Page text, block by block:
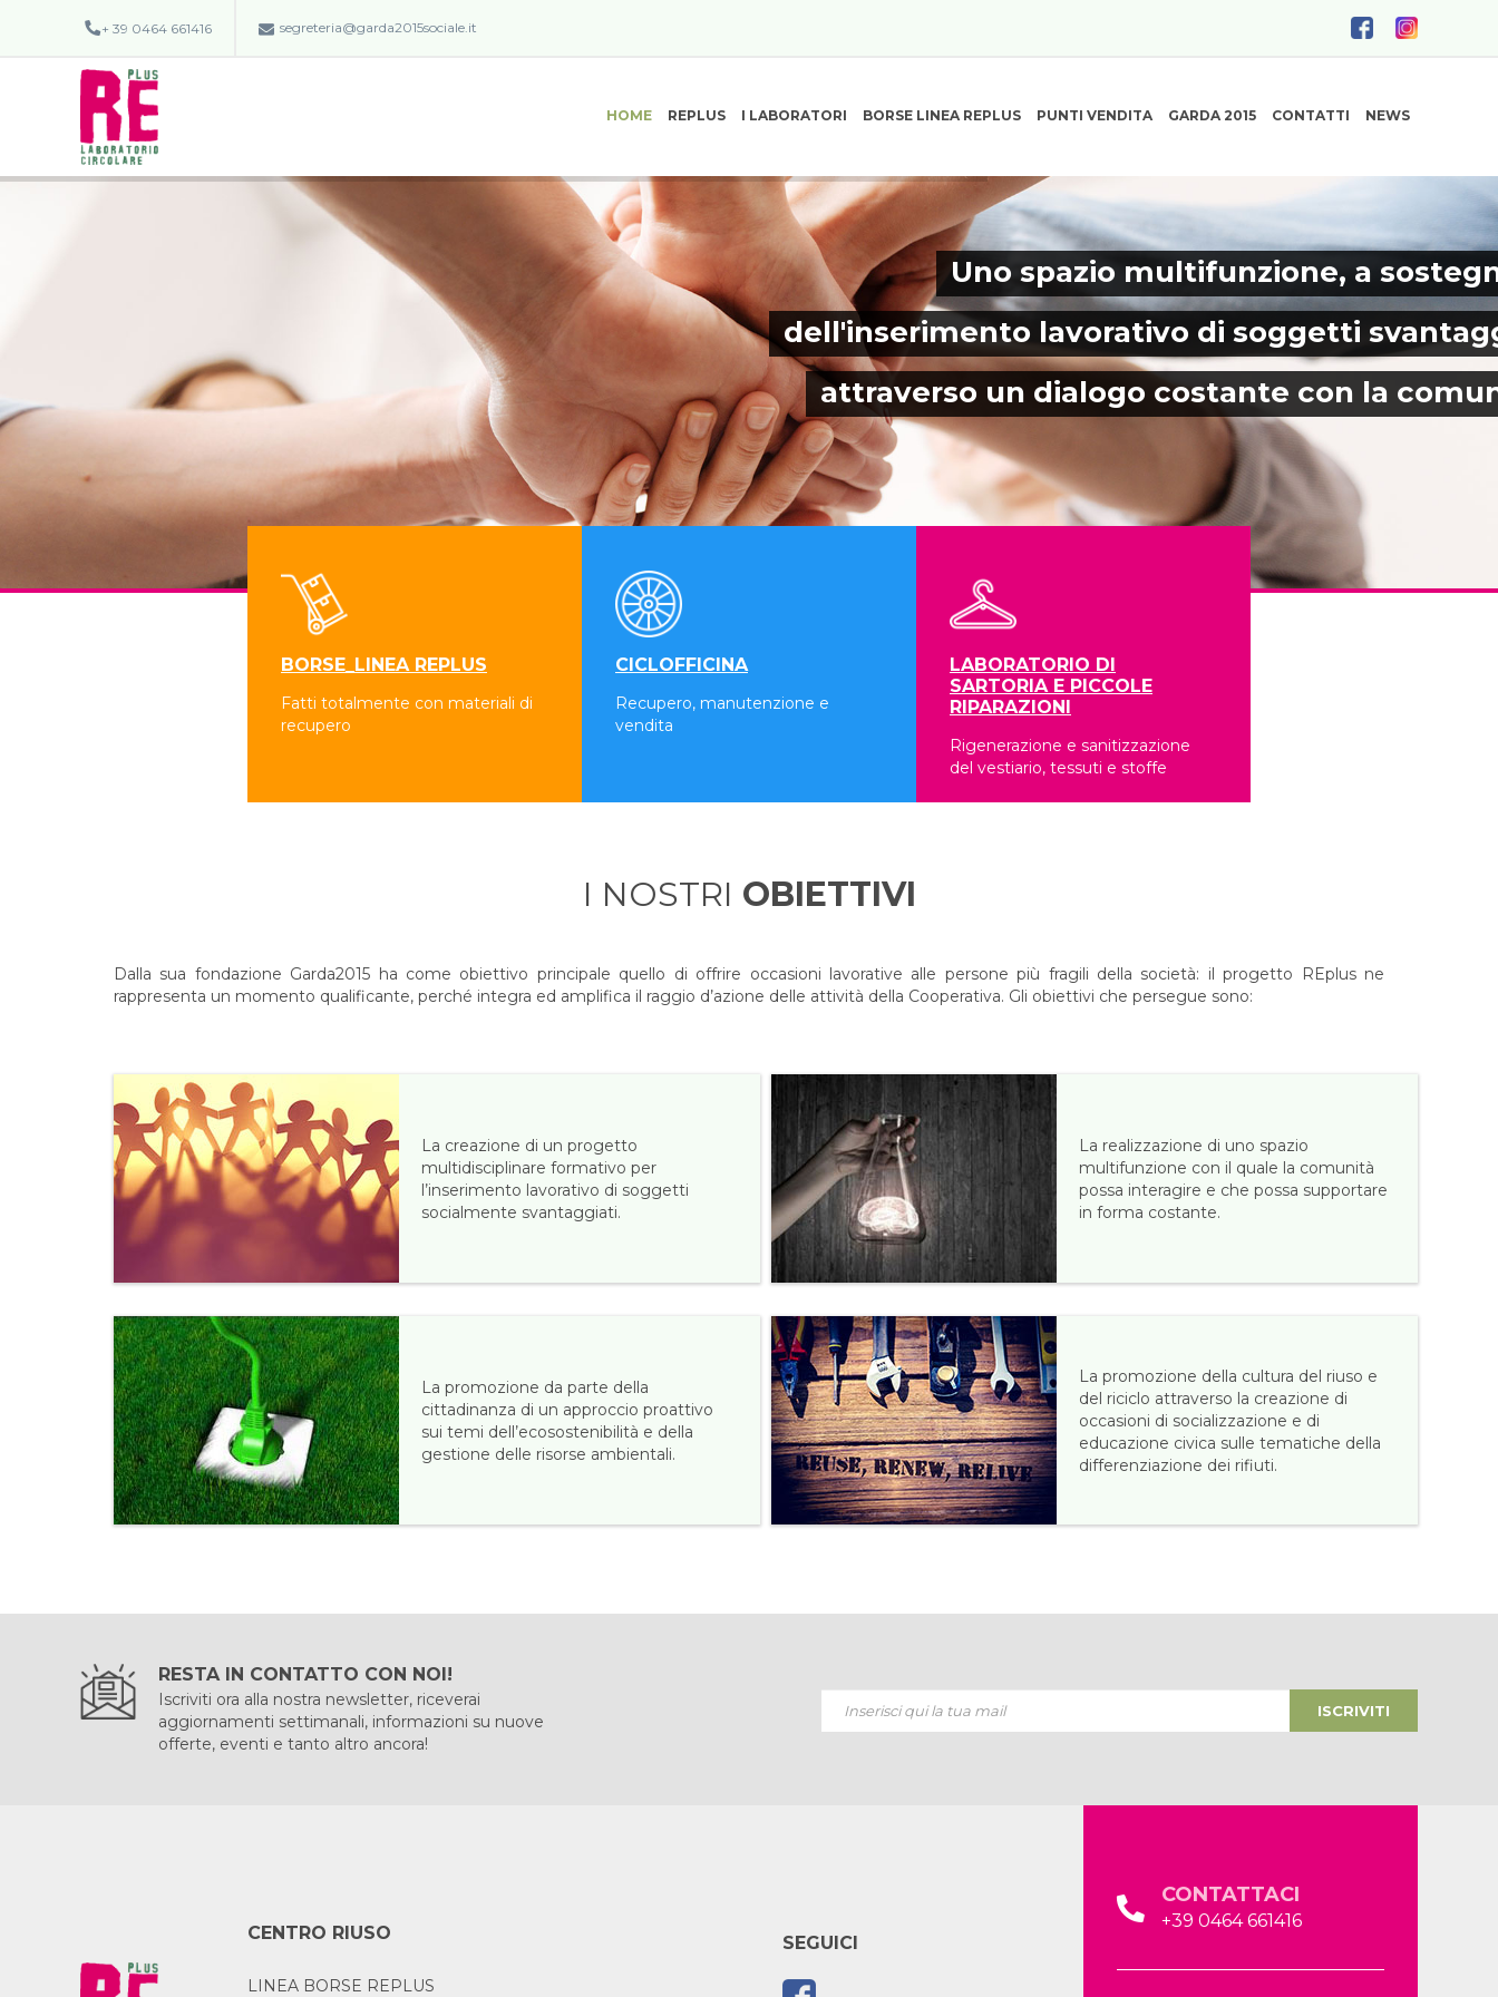
+ 39 0464 661416 segreteria@garda2015sociale.it
HOME REPLUS I LABORATORI BORSE LINEA REPLUS PUNTI VENDITA GARDA 2015 CONTATTI NEWS
Uno spazio multifunzione, a
dell'inserimento lavorativo di soggetti
attraverso un dialogo costante con la
BORSE_LINEA REPLUS
Fatti totalmente con materiali di
recupero
CICLOFFICINA
Recupero, manutenzione e
vendita
LABORATORIO DI
SARTORIA E PICCOLE
RIPARAZIONI
Rigenerazione e sanitizzazione
del vestiario, tessuti e stoffe
I NOSTRI OBIETTIVI
Dalla sua fondazione Garda2015 ha come obiettivo principale quello di offrire occasioni lavorative alle persone più fragili della società: il progetto REplus ne
rappresenta un momento qualificante, perché integra ed amplifica il raggio d’azione delle attività della Cooperativa. Gli obiettivi che persegue sono:
La creazione di un progetto
multidisciplinare formativo per
l’inserimento lavorativo di soggetti
socialmente svantaggiati.
La promozione da parte della
cittadinanza di un approccio proattivo
sui temi dell’ecosostenibilità e della
gestione delle risorse ambientali.
La realizzazione di uno spazio
multifunzione con il quale la comunità
possa interagire e che possa supportare
in forma costante.
La promozione della cultura del riuso e
del riciclo attraverso la creazione di
occasioni di socializzazione e di
educazione civica sulle tematiche della
differenziazione dei rifiuti.
RESTA IN CONTATTO CON NOI!
Iscriviti ora alla nostra newsletter, riceverai
aggiornamenti settimanali, informazioni su nuove
offerte, eventi e tanto altro ancora!
ISCRIVITI
CENTRO RIUSO
LINEA BORSE REPLUS
SEGUICI
CONTATTACI
+39 0464 661416